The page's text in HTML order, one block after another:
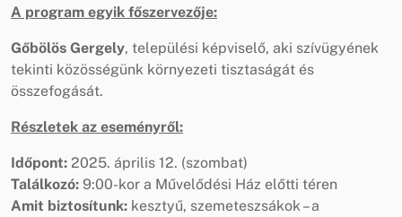
A program egyik főszervezője:
Gőbölös Gergely, települési képviselő, aki szívügyének
tekinti közösségünk környezeti tisztaságát és
összefogását.
Részletek az eseményről:
Időpont: 2025. április 12. (szombat)
Találkozó: 9:00-kor a Művelődési Ház előtti téren
Amit biztosítunk: kesztyű, szemeteszsákok – a